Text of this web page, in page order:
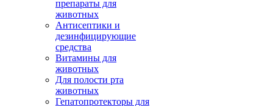
препараты для
животных
Антисептики и
дезинфицирующие
средства
Витамины для
животных
Для полости рта
животных
Гепатопротекторы для